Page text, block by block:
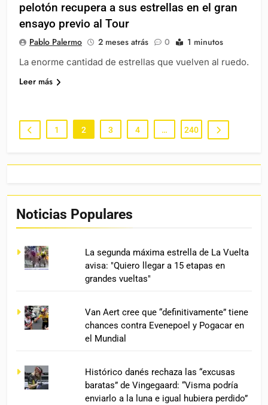
pelotón recupera a sus estrellas en el gran
ensayo previo al Tour
Pablo Palermo 2 meses atrás 0 1 minutos
La enorme cantidad de estrellas que vuelven al ruedo.
Leer más
1 2 3 4 … 240
Noticias Populares
La segunda máxima estrella de La Vuelta
avisa: "Quiero llegar a 15 etapas en
grandes vueltas"
Van Aert cree que “definitivamente” tiene
chances contra Evenepoel y Pogacar en
el Mundial
Histórico danés rechaza las “excusas
baratas” de Vingegaard: “Visma podría
enviarlo a la luna e igual hubiera perdido”